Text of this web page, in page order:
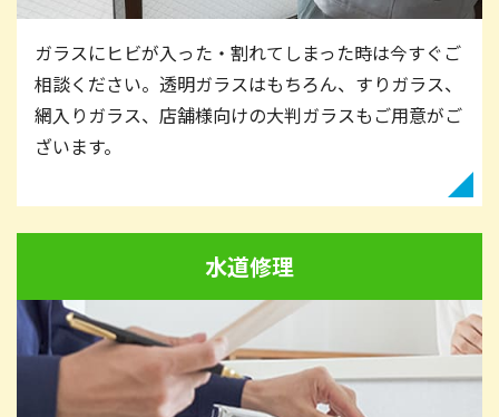
ガラスにヒビが入った・割れてしまった時は今すぐご
相談ください。透明ガラスはもちろん、すりガラス、
網入りガラス、店舗様向けの大判ガラスもご用意がご
ざいます。
水道修理